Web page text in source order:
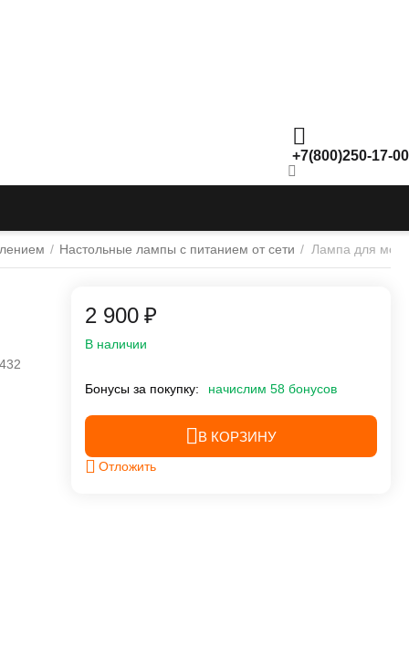
+7(800)250-17-00
/ Настольные лампы с питанием от сети / Лампа для
2 900 ₽
В наличии
Бонусы за покупку: начислим 58 бонусов
В КОРЗИНУ
Отложить